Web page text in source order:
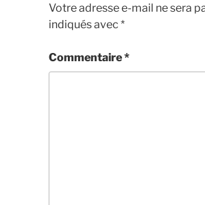
Votre adresse e-mail ne sera
indiqués avec *
Commentaire*